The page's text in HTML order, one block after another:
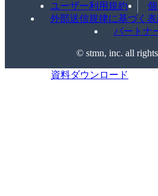
ユーザー利用規約
外部送信規律に基づく
パートナ
©️ stmn, inc. all
資料ダウンロード